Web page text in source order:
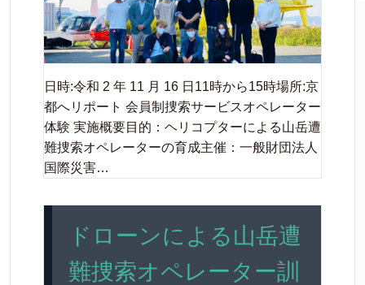
日時:令和 2 年 11 月 16 日11時から15時場所:京
都へリポート 会員制捜索サービスオペレーター
体験 実施概要目的：ヘリコプターによる山岳遭
難捜索オペレーターの育成主催：一般財団法人
国際災害…
ドローンによる山岳遭
難捜索オペレーター訓